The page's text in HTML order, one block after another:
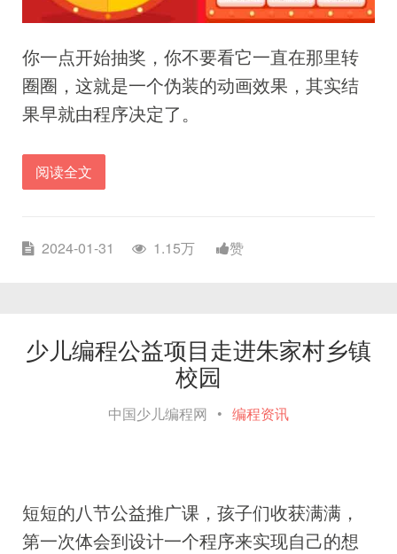
你一点开始抽奖，你不要看它一直在那里转
圈圈，这就是一个伪装的动画效果，其实结
果早就由程序决定了。
阅读全文
2024-01-31 1.15万 赞
少儿编程公益项目走进朱家村乡镇
校园
中国少儿编程网 • 编程资讯
短短的八节公益推广课，孩子们收获满满，
第一次体会到设计一个程序来实现自己的想